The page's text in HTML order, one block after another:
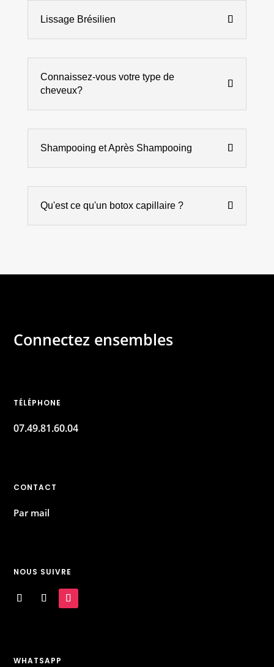
Lissage Brésilien
Connaissez-vous votre type de
cheveux?
Shampooing et Après Shampooing
Qu'est ce qu'un botox capillaire ?
Connectez ensembles
TÉLÉPHONE
07.49.81.60.04
CONTACT
Par mail
NOUS SUIVRE
WHATSAPP